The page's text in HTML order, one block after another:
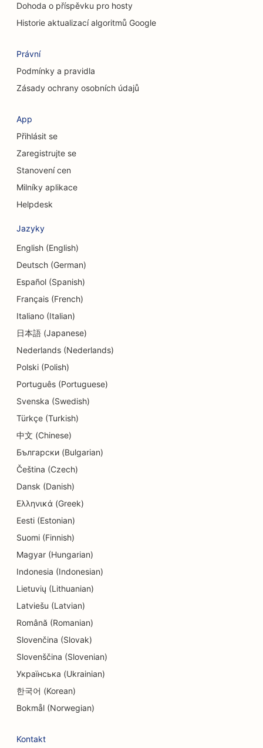
SEO pro úklidové služby
SEO pro kavárny
SEO pro poradenské firmy
SEO pro kosmetické chirurgy
SEO pro kraniofaciální chirurgy
SEO pro družstevní záložny
SEO pro obchody s dortíky
SEO pro centra denní péče
SEO pro služby dluhového poradenství
SEO pro zubní kliniky
SEO pro Delis
SEO pro restaurace
SEO pro obchody s detaily
SEO pro obchody s koblihami
SEO pro služby v oblasti vzdělávání a péče o děti
SEO pro čistírny
SEO pro obchody s elektronikou
SEO pro endodontisty
SEO pro strojírenské firmy
EO pro etnické restaurace
SEO pro únikové místnosti
SEO pro služby faceliftu
SEO pro restaurace Farm-to-Table
SEO pro finanční plánovače
SEO pro finanční služby
Dohoda o příspěvku pro hosty
Historie aktualizací algoritmů Google
Právní
Podmínky a pravidla
Zásady ochrany osobních údajů
App
Přihlásit se
Zaregistrujte se
Stanovení cen
Milníky aplikace
Helpdesk
Jazyky
English (English)
Deutsch (German)
Español (Spanish)
Français (French)
Italiano (Italian)
日本語 (Japanese)
Nederlands (Nederlands)
Polski (Polish)
Português (Portuguese)
Svenska (Swedish)
Türkçe (Turkish)
中文 (Chinese)
Български (Bulgarian)
Čeština (Czech)
Dansk (Danish)
Ελληνικά (Greek)
Eesti (Estonian)
Suomi (Finnish)
Magyar (Hungarian)
Indonesia (Indonesian)
Lietuvių (Lithuanian)
Latviešu (Latvian)
Română (Romanian)
Slovenčina (Slovak)
Slovenščina (Slovenian)
Українська (Ukrainian)
한국어 (Korean)
Bokmål (Norwegian)
Kontakt